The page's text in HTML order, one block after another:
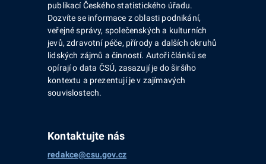
publikací Českého statistického úřadu.
Dozvíte se informace z oblasti podnikání,
veřejné správy, společenských a kulturních
jevů, zdravotní péče, přírody a dalších okruhů
lidských zájmů a činností. Autoři článků se
opírají o data ČSÚ, zasazují je do širšího
kontextu a prezentují je v zajímavých
souvislostech.
Kontaktujte nás
redakce@csu.gov.cz